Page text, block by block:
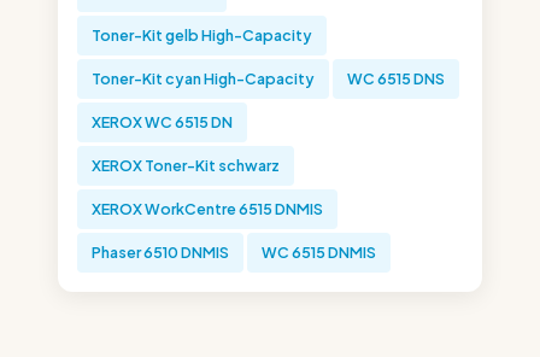
Toner-Kit gelb High-Capacity
Toner-Kit cyan High-Capacity WC 6515 DNS
XEROX WC 6515 DN
XEROX Toner-Kit schwarz
XEROX WorkCentre 6515 DNMIS
Phaser 6510 DNMIS WC 6515 DNMIS